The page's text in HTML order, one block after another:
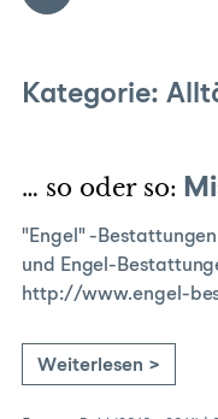
Kategorie:
… so oder so:
"Engel" -
und Engel-
http://www.engel-
Weiterlesen >